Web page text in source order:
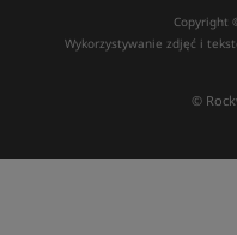
Copyright
Wykorzystywanie zdjęć i
©